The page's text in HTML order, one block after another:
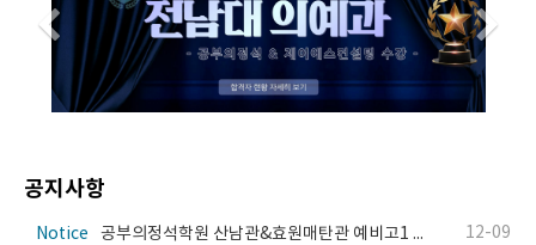
Previous
공지사항
Notice 공부의정석학원 산남관&효원매탄관 예비고1 수업 시간표
12-09